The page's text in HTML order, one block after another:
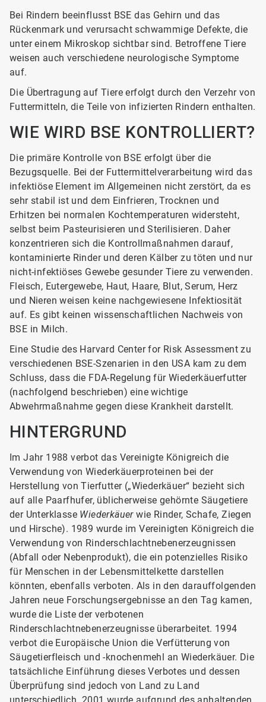
Bei Rindern beeinflusst BSE das Gehirn und das
Rückenmark und verursacht schwammige Defekte, die
unter einem Mikroskop sichtbar sind. Betroffene Tiere
weisen auch verschiedene neurologische Symptome
auf.
Die Übertragung auf Tiere erfolgt durch den Verzehr von
Futtermitteln, die Teile von infizierten Rindern enthalten.
WIE WIRD BSE KONTROLLIERT?
Die primäre Kontrolle von BSE erfolgt über die
Bezugsquelle. Bei der Futtermittelverarbeitung wird das
infektiöse Element im Allgemeinen nicht zerstört, da es
sehr stabil ist und dem Einfrieren, Trocknen und
Erhitzen bei normalen Kochtemperaturen widersteht,
selbst beim Pasteurisieren und Sterilisieren. Daher
konzentrieren sich die Kontrollmaßnahmen darauf,
kontaminierte Rinder und deren Kälber zu töten und nur
nicht-infektiöses Gewebe gesunder Tiere zu verwenden.
Fleisch, Eutergewebe, Haut, Haare, Blut, Serum, Herz
und Nieren weisen keine nachgewiesene Infektiosität
auf. Es gibt keinen wissenschaftlichen Nachweis von
BSE in Milch.
Eine Studie des Harvard Center for Risk Assessment zu
verschiedenen BSE-Szenarien in den USA kam zu dem
Schluss, dass die FDA-Regelung für Wiederkäuerfutter
(nachfolgend beschrieben) eine wichtige
Abwehrmaßnahme gegen diese Krankheit darstellt.
HINTERGRUND
Im Jahr 1988 verbot das Vereinigte Königreich die
Verwendung von Wiederkäuerproteinen bei der
Herstellung von Tierfutter („Wiederkäuer“ bezieht sich
auf alle Paarfhufer, üblicherweise gehörnte Säugetiere
der Unterklasse Wiederkäuerwie Rinder, Schafe, Ziegen
und Hirsche). 1989 wurde im Vereinigten Königreich die
Verwendung von Rinderschlachtnebenerzeugnissen
(Abfall oder Nebenprodukt), die ein potenzielles Risiko
für Menschen in der Lebensmittelkette darstellen
könnten, ebenfalls verboten. Als in den darauffolgenden
Jahren neue Forschungsergebnisse an den Tag kamen,
wurde die Liste der verbotenen
Rinderschlachtnebenerzeugnisse überarbeitet. 1994
verbot die Europäische Union die Verfütterung von
Säugetierfleisch und -knochenmehl an Wiederkäuer. Die
tatsächliche Einführung dieses Verbotes und dessen
Überprüfung sind jedoch von Land zu Land